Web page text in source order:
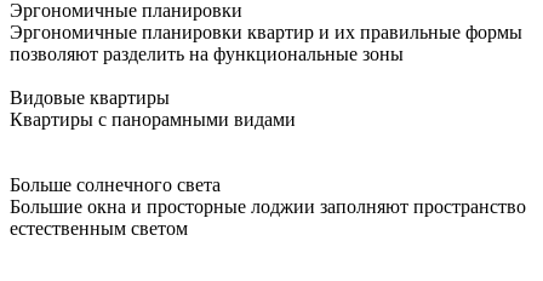
Эргономичные планировки
Эргономичные планировки квартир и их правильные формы
позволяют разделить на функциональные зоны
Видовые квартиры
Квартиры с панорамными видами
Больше солнечного света
Большие окна и просторные лоджии заполняют пространство
естественным светом